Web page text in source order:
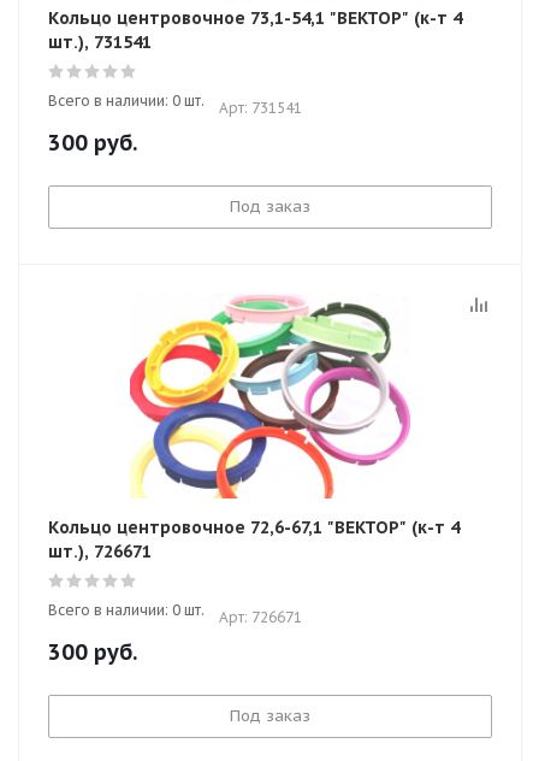
Кольцо центровочное 73,1-54,1 "ВЕКТОР" (к-т 4
шт.), 731541
Всего в наличии: 0 шт. Арт: 731541
300 руб.
Под заказ
Кольцо центровочное 72,6-67,1 "ВЕКТОР" (к-т 4
шт.), 726671
Всего в наличии: 0 шт. Арт: 726671
300 руб.
Под заказ